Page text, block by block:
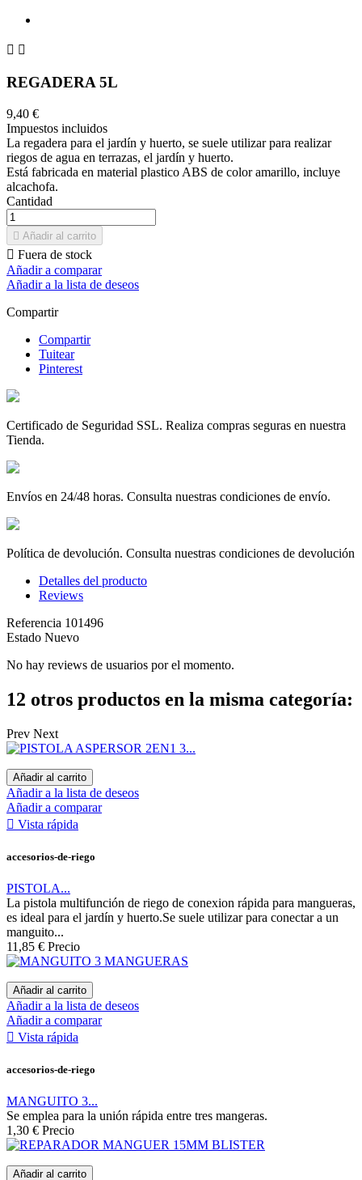
 
REGADERA 5L
9,40 €
Impuestos incluidos
La regadera para el jardín y huerto, se suele utilizar para realizar
riegos de agua en terrazas, el jardín y huerto.
Está fabricada en material plastico ABS de color amarillo, incluye
alcachofa.
Cantidad
 Añadir al carrito
 Fuera de stock
Añadir a comparar
Añadir a la lista de deseos
Compartir
Compartir
Tuitear
Pinterest
Certificado de Seguridad SSL. Realiza compras seguras en nuestra
Tienda.
Envíos en 24/48 horas. Consulta nuestras condiciones de envío.
Política de devolución. Consulta nuestras condiciones de devolución
Detalles del producto
Reviews
Referencia 101496
Estado Nuevo
No hay reviews de usuarios por el momento.
12 otros productos en la misma categoría:
Prev Next
Añadir al carrito
Añadir a la lista de deseos
Añadir a comparar
 Vista rápida
accesorios-de-riego
PISTOLA...
La pistola multifunción de riego de conexion rápida para mangueras,
es ideal para el jardín y huerto.Se suele utilizar para conectar a un
manguito...
11,85 € Precio
Añadir al carrito
Añadir a la lista de deseos
Añadir a comparar
 Vista rápida
accesorios-de-riego
MANGUITO 3...
Se emplea para la unión rápida entre tres mangeras.
1,30 € Precio
Añadir al carrito